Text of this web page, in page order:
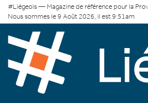
#Liégeois — Magazine de référence pour la
Nous sommes le 9 Août 2026, il est 9:51am